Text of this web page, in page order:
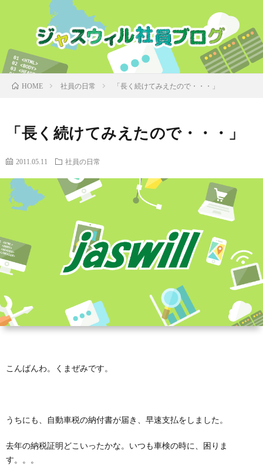
HOME 社員の日常 「長く続けてみえたので・・・」
「長く続けてみえたので・・・」
2011.05.11 社員の日常
こんばんわ。くまぜみです。
うちにも、自動車税の納付書が届き、早速支払をしました。
去年の納税証明どこいったかな。いつも車検の時に、困りま
す。。。